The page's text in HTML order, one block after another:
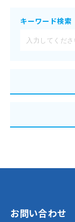
キーワード検索
お問い合わせ